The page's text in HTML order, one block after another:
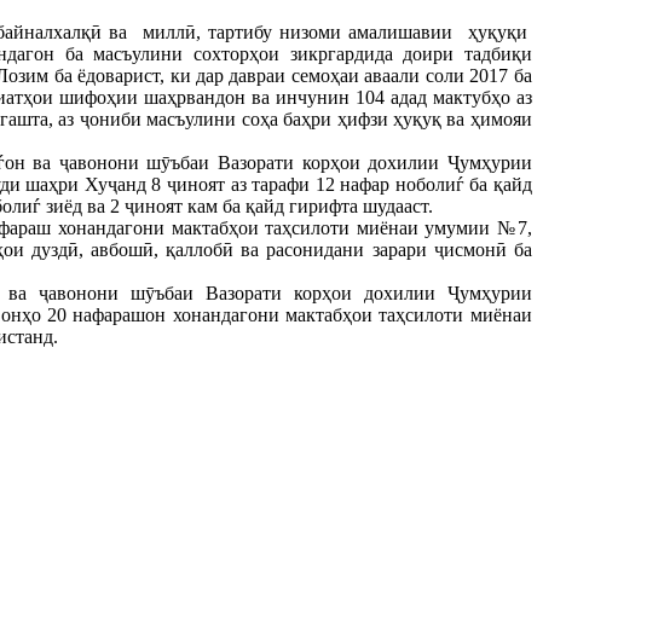
ва миллӣ, тартибу низоми амалишавии ҳуқуқи
ба масъулини сохторҳои зикргардида доири тадбиқи
ба ёдоварист, ки дар давраи семоҳаи аваали соли 2017 ба
шифоҳии шаҳрвандон ва инчунин 104 адад мактубҳо аз
аз ҷониби масъулини соҳа баҳри ҳифзи ҳуқуқ ва ҳимояи
ва ҷавонони шӯъбаи Вазорати корҳои дохилии Ҷумҳурии
шаҳри Хуҷанд 8 ҷиноят аз тарафи 12 нафар ноболиѓ ба қайд
зиёд ва 2 ҷиноят кам ба қайд гирифта шудааст.
хонандагони мактабҳои таҳсилоти миёнаи умумии №7,
авбошӣ, қаллобӣ ва расонидани зарари ҷисмонӣ ба
ҷавонони шӯъбаи Вазорати корҳои дохилии Ҷумҳурии
20 нафарашон хонандагони мактабҳои таҳсилоти миёнаи